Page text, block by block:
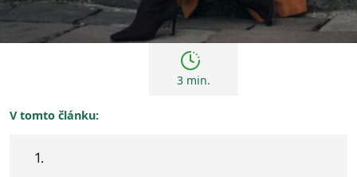
Trendy
3 min.
V tomto článku: